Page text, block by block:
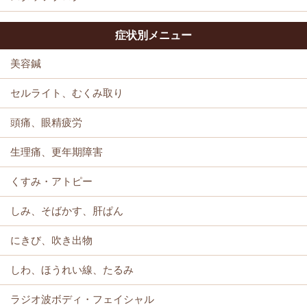
症状別メニュー
美容鍼
セルライト、むくみ取り
頭痛、眼精疲労
生理痛、更年期障害
くすみ・アトピー
しみ、そばかす、肝ぱん
にきび、吹き出物
しわ、ほうれい線、たるみ
ラジオ波ボディ・フェイシャル